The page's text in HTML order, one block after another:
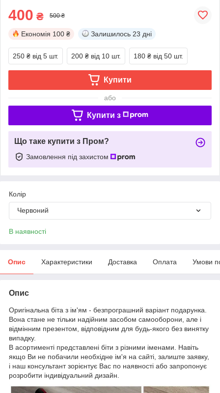
400 ₴ 500 ₴
Економія 100 ₴ Залишилось 23 дні
250 ₴ від 5 шт. 200 ₴ від 10 шт. 180 ₴ від 50 шт.
Купити
або
Купити з
Що таке купити з Пром?
Замовлення під захистом
Колір
Червоний
В наявності
Опис Характеристики Доставка Оплата Умови
Опис
Оригінальна біта з ім'ям - безпрограшний варіант подарунка.
Вона стане не тільки надійним засобом самооборони, але і
відмінним презентом, відповідним для будь-якого без винятку
випадку.
В асортименті представлені біти з різними іменами. Навіть
якщо Ви не побачили необхідне ім'я на сайті, залиште заявку,
і наш консультант зорієнтує Вас по наявності або запропонує
розробити індивідуальний дизайн.